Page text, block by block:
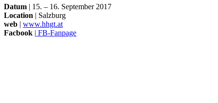
Datum | 15. – 16. September 2017
Location | Salzburg
web | www.hhgt.at
Facbook | FB-Fanpage